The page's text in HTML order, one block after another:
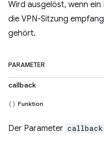
Wird ausgelöst, wenn
die VPN-Sitzung
gehört.
PARAMETER
callback
Funktion
Der Parameter callback